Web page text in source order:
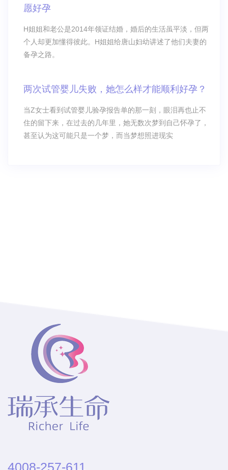
愿好孕
H姐姐和老公是2014年领证结婚，婚后的生活虽平淡，但两
个人却更加懂得彼此。H姐姐给唐山妇幼讲述了他们夫妻的
备孕之路。
两次试管婴儿失败，她怎么样才能顺利好孕？
当Z女士看到试管婴儿验孕报告单的那一刻，眼泪再也止不
住的留下来，在过去的几年里，她无数次梦到自己怀孕了，
甚至认为这可能只是一个梦，而当梦想照进现实
4008-257-611